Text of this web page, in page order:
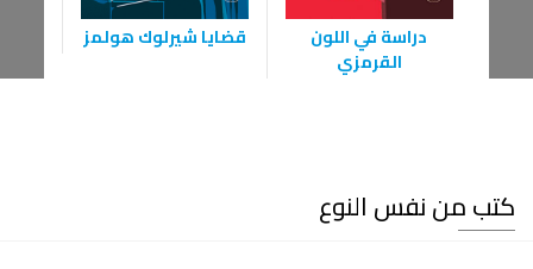
دراسة في اللون
القرمزي
قضايا شيرلوك هولمز
كتب من نفس النوع